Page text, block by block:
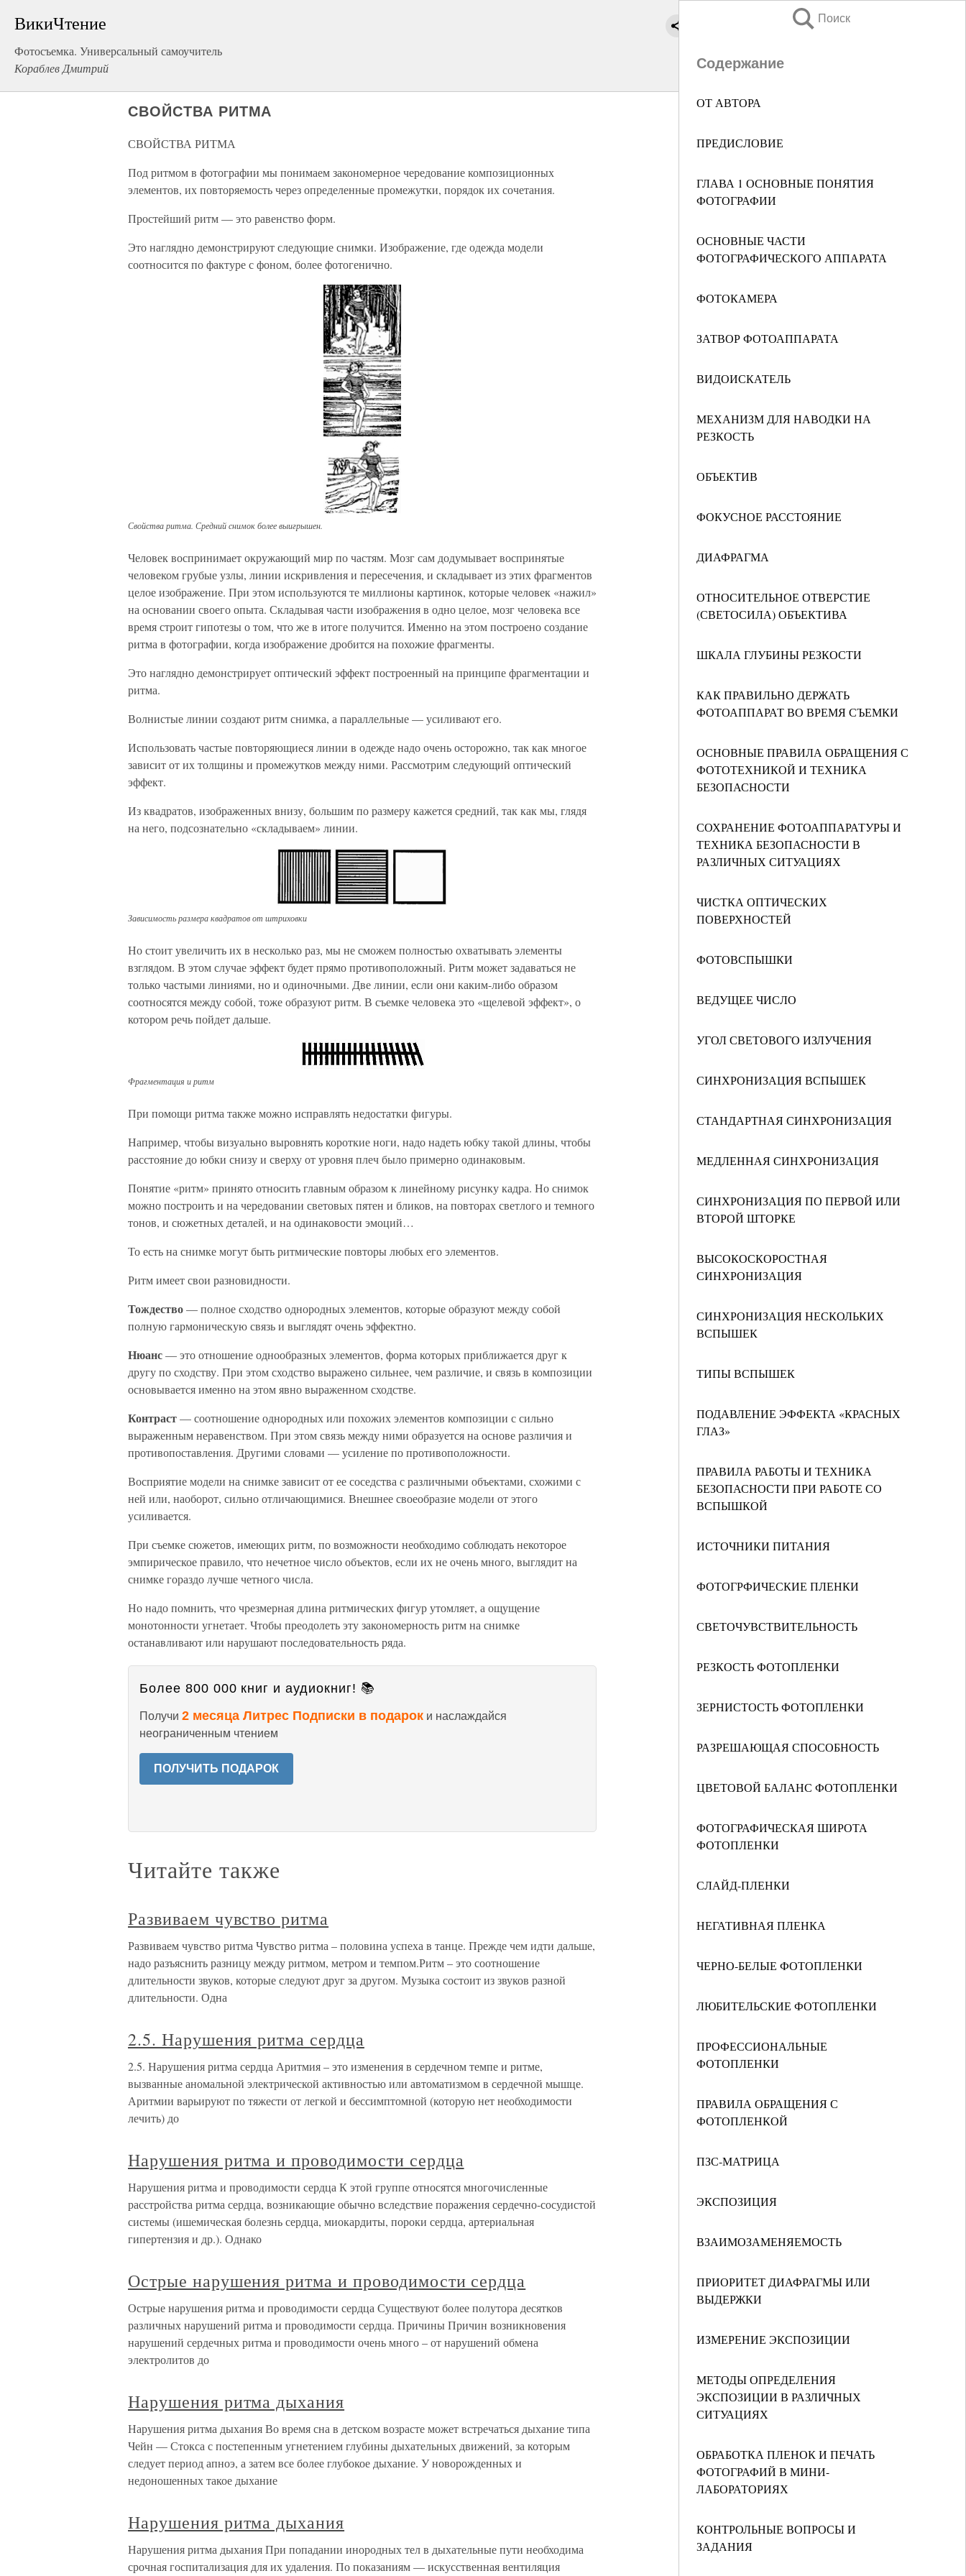
ВикиЧтение
Фотосъемка. Универсальный самоучитель
Кораблев Дмитрий
Поиск
Содержание
ОТ АВТОРА
ПРЕДИСЛОВИЕ
ГЛАВА 1 ОСНОВНЫЕ ПОНЯТИЯ
ФОТОГРАФИИ
ОСНОВНЫЕ ЧАСТИ
ФОТОГРАФИЧЕСКОГО АППАРАТА
ФОТОКАМЕРА
ЗАТВОР ФОТОАППАРАТА
ВИДОИСКАТЕЛЬ
МЕХАНИЗМ ДЛЯ НАВОДКИ НА
РЕЗКОСТЬ
ОБЪЕКТИВ
ФОКУСНОЕ РАССТОЯНИЕ
ДИАФРАГМА
ОТНОСИТЕЛЬНОЕ ОТВЕРСТИЕ
(СВЕТОСИЛА) ОБЪЕКТИВА
ШКАЛА ГЛУБИНЫ РЕЗКОСТИ
КАК ПРАВИЛЬНО ДЕРЖАТЬ
ФОТОАППАРАТ ВО ВРЕМЯ СЪЕМКИ
ОСНОВНЫЕ ПРАВИЛА ОБРАЩЕНИЯ С
ФОТОТЕХНИКОЙ И ТЕХНИКА
БЕЗОПАСНОСТИ
СОХРАНЕНИЕ ФОТОАППАРАТУРЫ И
ТЕХНИКА БЕЗОПАСНОСТИ В
РАЗЛИЧНЫХ СИТУАЦИЯХ
ЧИСТКА ОПТИЧЕСКИХ
ПОВЕРХНОСТЕЙ
ФОТОВСПЫШКИ
ВЕДУЩЕЕ ЧИСЛО
УГОЛ СВЕТОВОГО ИЗЛУЧЕНИЯ
СИНХРОНИЗАЦИЯ ВСПЫШЕК
СТАНДАРТНАЯ СИНХРОНИЗАЦИЯ
МЕДЛЕННАЯ СИНХРОНИЗАЦИЯ
СИНХРОНИЗАЦИЯ ПО ПЕРВОЙ ИЛИ
ВТОРОЙ ШТОРКЕ
ВЫСОКОСКОРОСТНАЯ
СИНХРОНИЗАЦИЯ
СИНХРОНИЗАЦИЯ НЕСКОЛЬКИХ
ВСПЫШЕК
ТИПЫ ВСПЫШЕК
ПОДАВЛЕНИЕ ЭФФЕКТА «КРАСНЫХ
ГЛАЗ»
ПРАВИЛА РАБОТЫ И ТЕХНИКА
БЕЗОПАСНОСТИ ПРИ РАБОТЕ СО
ВСПЫШКОЙ
ИСТОЧНИКИ ПИТАНИЯ
ФОТОГРФИЧЕСКИЕ ПЛЕНКИ
СВЕТОЧУВСТВИТЕЛЬНОСТЬ
РЕЗКОСТЬ ФОТОПЛЕНКИ
ЗЕРНИСТОСТЬ ФОТОПЛЕНКИ
РАЗРЕШАЮЩАЯ СПОСОБНОСТЬ
ЦВЕТОВОЙ БАЛАНС ФОТОПЛЕНКИ
ФОТОГРАФИЧЕСКАЯ ШИРОТА
ФОТОПЛЕНКИ
СЛАЙД-ПЛЕНКИ
НЕГАТИВНАЯ ПЛЕНКА
ЧЕРНО-БЕЛЫЕ ФОТОПЛЕНКИ
ЛЮБИТЕЛЬСКИЕ ФОТОПЛЕНКИ
ПРОФЕССИОНАЛЬНЫЕ
ФОТОПЛЕНКИ
ПРАВИЛА ОБРАЩЕНИЯ С
ФОТОПЛЕНКОЙ
ПЗС-МАТРИЦА
ЭКСПОЗИЦИЯ
ВЗАИМОЗАМЕНЯЕМОСТЬ
ПРИОРИТЕТ ДИАФРАГМЫ ИЛИ
ВЫДЕРЖКИ
ИЗМЕРЕНИЕ ЭКСПОЗИЦИИ
МЕТОДЫ ОПРЕДЕЛЕНИЯ
ЭКСПОЗИЦИИ В РАЗЛИЧНЫХ
СИТУАЦИЯХ
ОБРАБОТКА ПЛЕНОК И ПЕЧАТЬ
ФОТОГРАФИЙ В МИНИ-
ЛАБОРАТОРИЯХ
КОНТРОЛЬНЫЕ ВОПРОСЫ И
ЗАДАНИЯ
СВОЙСТВА РИТМА
СВОЙСТВА РИТМА
Под ритмом в фотографии мы понимаем закономерное чередование композиционных
элементов, их повторяемость через определенные промежутки, порядок их сочетания.
Простейший ритм — это равенство форм.
Это наглядно демонстрируют следующие снимки. Изображение, где одежда модели
соотносится по фактуре с фоном, более фотогенично.
Свойства ритма. Средний снимок более выигрышен.
Человек воспринимает окружающий мир по частям. Мозг сам додумывает воспринятые
человеком грубые узлы, линии искривления и пересечения, и складывает из этих фрагментов
целое изображение. При этом используются те миллионы картинок, которые человек «нажил»
на основании своего опыта. Складывая части изображения в одно целое, мозг человека все
время строит гипотезы о том, что же в итоге получится. Именно на этом построено создание
ритма в фотографии, когда изображение дробится на похожие фрагменты.
Это наглядно демонстрирует оптический эффект построенный на принципе фрагментации и
ритма.
Волнистые линии создают ритм снимка, а параллельные — усиливают его.
Использовать частые повторяющиеся линии в одежде надо очень осторожно, так как многое
зависит от их толщины и промежутков между ними. Рассмотрим следующий оптический
эффект.
Из квадратов, изображенных внизу, большим по размеру кажется средний, так как мы, глядя
на него, подсознательно «складываем» линии.
Зависимость размера квадратов от штриховки
Но стоит увеличить их в несколько раз, мы не сможем полностью охватывать элементы
взглядом. В этом случае эффект будет прямо противоположный. Ритм может задаваться не
только частыми линиями, но и одиночными. Две линии, если они каким-либо образом
соотносятся между собой, тоже образуют ритм. В съемке человека это «щелевой эффект», о
котором речь пойдет дальше.
Фрагментация и ритм
При помощи ритма также можно исправлять недостатки фигуры.
Например, чтобы визуально выровнять короткие ноги, надо надеть юбку такой длины, чтобы
расстояние до юбки снизу и сверху от уровня плеч было примерно одинаковым.
Понятие «ритм» принято относить главным образом к линейному рисунку кадра. Но снимок
можно построить и на чередовании световых пятен и бликов, на повторах светлого и темного
тонов, и сюжетных деталей, и на одинаковости эмоций…
То есть на снимке могут быть ритмические повторы любых его элементов.
Ритм имеет свои разновидности.
Тождество— полное сходство однородных элементов, которые образуют между собой
полную гармоническую связь и выглядят очень эффектно.
Нюанс— это отношение однообразных элементов, форма которых приближается друг к
другу по сходству. При этом сходство выражено сильнее, чем различие, и связь в композиции
основывается именно на этом явно выраженном сходстве.
Контраст— соотношение однородных или похожих элементов композиции с сильно
выраженным неравенством. При этом связь между ними образуется на основе различия и
противопоставления. Другими словами — усиление по противоположности.
Восприятие модели на снимке зависит от ее соседства с различными объектами, схожими с
ней или, наоборот, сильно отличающимися. Внешнее своеобразие модели от этого
усиливается.
При съемке сюжетов, имеющих ритм, по возможности необходимо соблюдать некоторое
эмпирическое правило, что нечетное число объектов, если их не очень много, выглядит на
снимке гораздо лучше четного числа.
Но надо помнить, что чрезмерная длина ритмических фигур утомляет, а ощущение
монотонности угнетает. Чтобы преодолеть эту закономерность ритм на снимке
останавливают или нарушают последовательность ряда.
Более 800 000 книг и аудиокниг! 📚
Получи 2 месяца Литрес Подписки в подарок и наслаждайся
неограниченным чтением
ПОЛУЧИТЬ ПОДАРОК
Читайте также
Развиваем чувство ритма
Развиваем чувство ритма Чувство ритма – половина успеха в танце. Прежде чем идти дальше,
надо разъяснить разницу между ритмом, метром и темпом.Ритм – это соотношение
длительности звуков, которые следуют друг за другом. Музыка состоит из звуков разной
длительности. Одна
2.5. Нарушения ритма сердца
2.5. Нарушения ритма сердца Аритмия – это изменения в сердечном темпе и ритме,
вызванные аномальной электрической активностью или автоматизмом в сердечной мышце.
Аритмии варьируют по тяжести от легкой и бессимптомной (которую нет необходимости
лечить) до
Нарушения ритма и проводимости сердца
Нарушения ритма и проводимости сердца К этой группе относятся многочисленные
расстройства ритма сердца, возникающие обычно вследствие поражения сердечно-сосудистой
системы (ишемическая болезнь сердца, миокардиты, пороки сердца, артериальная
гипертензия и др.). Однако
Острые нарушения ритма и проводимости сердца
Острые нарушения ритма и проводимости сердца Существуют более полутора десятков
различных нарушений ритма и проводимости сердца. Причины Причин возникновения
нарушений сердечных ритма и проводимости очень много – от нарушений обмена
электролитов до
Нарушения ритма дыхания
Нарушения ритма дыхания Во время сна в детском возрасте может встречаться дыхание типа
Чейн — Стокса с постепенным угнетением глубины дыхательных движений, за которым
следует период апноэ, а затем все более глубокое дыхание. У новорожденных и
недоношенных такое дыхание
Нарушения ритма дыхания
Нарушения ритма дыхания При попадании инородных тел в дыхательные пути необходима
срочная госпитализация для их удаления. По показаниям — искусственная вентиляция